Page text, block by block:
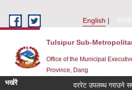
English
नेपाली
Tulsipur Sub-
Office of the Municipal
Province, Dang
भर्खरै दररेट उपलब्ध गराउने